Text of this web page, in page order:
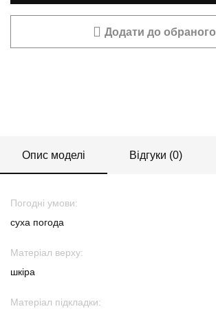
Додати до обраного
Опис моделі Відгуки (0)
Погодні умови:
суха погода
Матеріал верху:
шкіра
Матеріал підкладки: